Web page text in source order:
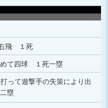
飛 １死
めて四球 １死一塁
って遊撃手の失策により出
塁